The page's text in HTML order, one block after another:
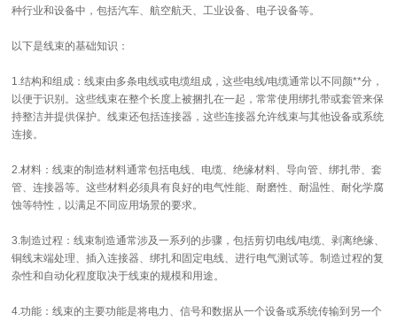
种行业和设备中，包括汽车、航空航天、工业设备、电子设备等。
以下是线束的基础知识：
1.结构和组成：线束由多条电线或电缆组成，这些电线/电缆通常以不同颜**分，
以便于识别。这些线束在整个长度上被捆扎在一起，常常使用绑扎带或套管来保
持整洁并提供保护。线束还包括连接器，这些连接器允许线束与其他设备或系统
连接。
2.材料：线束的制造材料通常包括电线、电缆、绝缘材料、导向管、绑扎带、套
管、连接器等。这些材料必须具有良好的电气性能、耐磨性、耐温性、耐化学腐
蚀等特性，以满足不同应用场景的要求。
3.制造过程：线束制造通常涉及一系列的步骤，包括剪切电线/电缆、剥离绝缘、
铜线末端处理、插入连接器、绑扎和固定电线、进行电气测试等。制造过程的复
杂性和自动化程度取决于线束的规模和用途。
4.功能：线束的主要功能是将电力、信号和数据从一个设备或系统传输到另一个